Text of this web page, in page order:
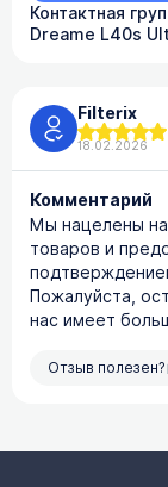
Контактная
Dreame L40s
Filterix
18.02.2026
Комментарий
Мы нацелены на
товаров и
Пожалуйста,
нас имеет
Отзыв полезен?